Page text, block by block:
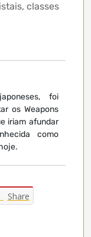
classes
foi
os Weapons
iriam afundar
como
Share